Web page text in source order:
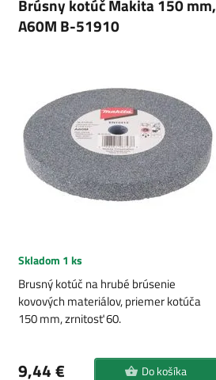
Brúsny kotúč Makita 150 mm,
A60M B-51910
Skladom 1 ks
Brusný kotúč na hrubé brúsenie
kovových materiálov, priemer kotúča
150 mm, zrnitosť 60.
9,44 € Do košíka